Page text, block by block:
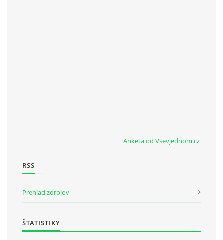
Anketa od Vsevjednom.cz
RSS
Prehľad zdrojov
ŠTATISTIKY